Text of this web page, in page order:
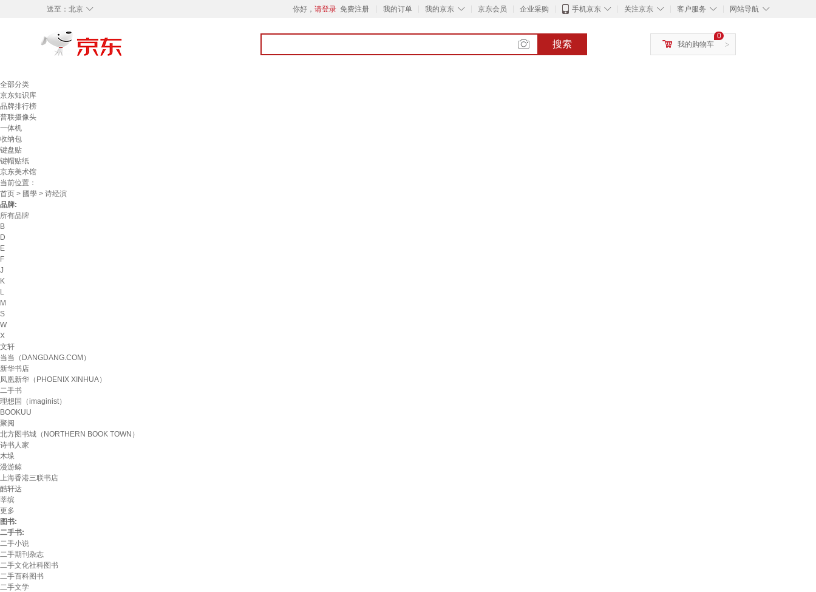
◇
送至： 北京 你好， 请登录 免费注册 我的订单 ◇
我的京东 京东会员 企业采购 ◇
手机京东 ◇
关注京东 ◇
客户服务 ◇
网站导航
搜索 >
0
我的购物车
全部分类
京东知识库
品牌排行榜
普联摄像头
一体机
收纳包
键盘贴
键帽贴纸
京东美术馆
当前位置：
首页 > 國學 > 诗经演
品牌:
所有品牌
B
D
E
F
J
K
L
M
S
W
X
文轩
当当（DANGDANG.COM）
新华书店
凤凰新华（PHOENIX XINHUA）
二手书
理想国（imaginist）
BOOKUU
聚阅
北方图书城（NORTHERN BOOK TOWN）
诗书人家
木垛
漫游鲸
上海香港三联书店
酷轩达
莘缤
更多
图书:
二手书:
二手小说
二手期刊杂志
二手文化社科图书
二手百科图书
二手文学